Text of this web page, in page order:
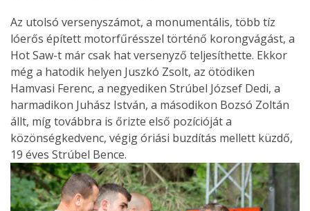
Az utolsó versenyszámot, a monumentális, több tíz
lóerős épített motorfűrésszel történő korongvágást, a
Hot Saw-t már csak hat versenyző teljesíthette. Ekkor
még a hatodik helyen Juszkó Zsolt, az ötödiken
Hamvasi Ferenc, a negyediken Strúbel József Dedi, a
harmadikon Juhász István, a másodikon Bozsó Zoltán
állt, míg továbbra is őrizte első pozícióját a
közönségkedvenc, végig óriási buzdítás mellett küzdő,
19 éves Strúbel Bence.